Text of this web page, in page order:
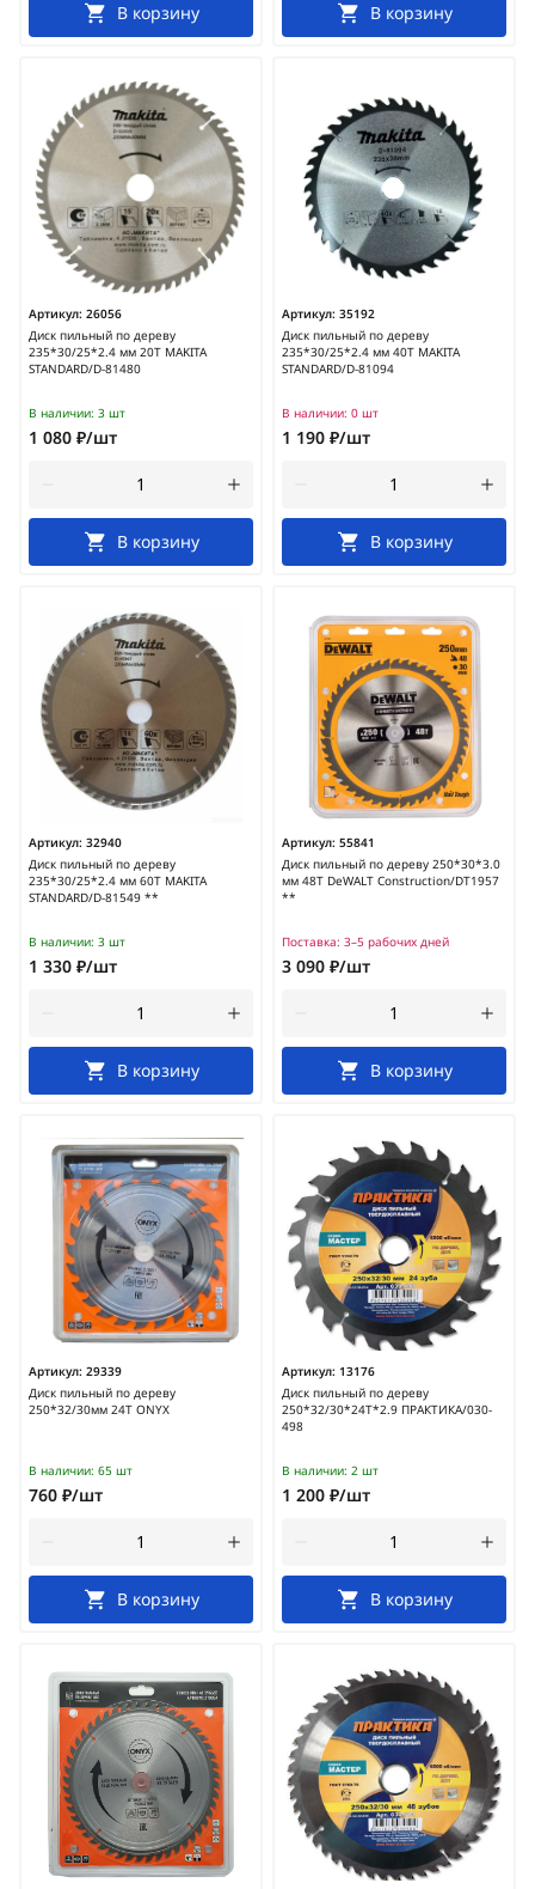
В корзину В корзину
Артикул: 26056
Диск пильный по дереву
235*30/25*2.4 мм 20Т MAKITA
STANDARD/D-81480
В наличии: 3 шт
1 080 ₽/шт
В корзину
Артикул: 35192
Диск пильный по дереву
235*30/25*2.4 мм 40Т MAKITA
STANDARD/D-81094
В наличии: 0 шт
1 190 ₽/шт
В корзину
Артикул: 32940
Диск пильный по дереву
235*30/25*2.4 мм 60Т MAKITA
STANDARD/D-81549 **
В наличии: 3 шт
1 330 ₽/шт
В корзину
Артикул: 55841
Диск пильный по дереву 250*30*3.0
мм 48Т DeWALT Construction/DT1957
**
Поставка: 3–5 рабочих дней
3 090 ₽/шт
В корзину
Артикул: 29339
Диск пильный по дереву
250*32/30мм 24Т ONYX
В наличии: 65 шт
760 ₽/шт
В корзину
Артикул: 13176
Диск пильный по дереву
250*32/30*24Т*2.9 ПРАКТИКА/030-
498
В наличии: 2 шт
1 200 ₽/шт
В корзину